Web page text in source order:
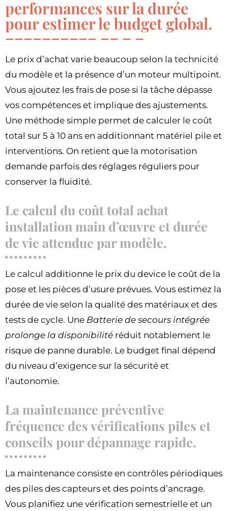
performances sur la durée
pour estimer le budget global.
Le prix d’achat varie beaucoup selon la technicité
du modèle et la présence d’un moteur multipoint.
Vous ajoutez les frais de pose si la tâche dépasse
vos compétences et implique des ajustements.
Une méthode simple permet de calculer le coût
total sur 5 à 10 ans en additionnant matériel pile et
interventions. On retient que la motorisation
demande parfois des réglages réguliers pour
conserver la fluidité.
Le calcul du coût total achat
installation main d’œuvre et durée
de vie attendue par modèle.
Le calcul additionne le prix du device le coût de la
pose et les pièces d’usure prévues. Vous estimez la
durée de vie selon la qualité des matériaux et des
tests de cycle. Une Batterie de secours intégrée
prolonge la disponibilité réduit notablement le
risque de panne durable. Le budget final dépend
du niveau d’exigence sur la sécurité et
l’autonomie.
La maintenance préventive
fréquence des vérifications piles et
conseils pour dépannage rapide.
La maintenance consiste en contrôles périodiques
des piles des capteurs et des points d’ancrage.
Vous planifiez une vérification semestrielle et un